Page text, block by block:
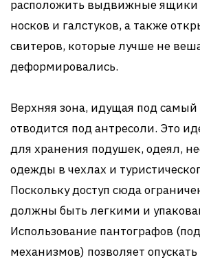
расположить выдвижные ящики
носков и галстуков, а также
свитеров, которые лучше не
деформировались.
Верхняя зона, идущая под самый
отводится под антресоли. Это
для хранения подушек, одеял,
одежды в чехлах и
Поскольку доступ сюда
должны быть легкими и
Использование пантографов
механизмов) позволяет